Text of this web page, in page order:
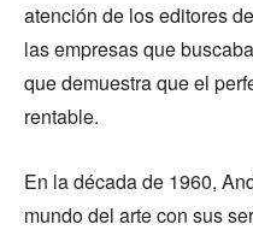
atención de los editores
las empresas que
que demuestra que el
rentable.
En la década de 1960,
mundo del arte con sus